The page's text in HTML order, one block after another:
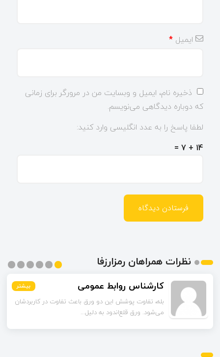
ایمیل *
ذخیره نام، ایمیل و وبسایت من در مرورگر برای زمانی
که دوباره دیدگاهی می‌نویسم.
لطفا پاسخ را به عدد انگلیسی وارد کنید:
14 + 7 =
نظرات همراهان رمزارزفا
بیشتر اسماعیل زاده بیشتر
تا قبل از خوندن این مقاله فکر می‌کردم ورق قلع‌اندود
همون ورق گالوانیزه است. تفاو...
بیشتر
بیشتر
بیشتر
بیشتر